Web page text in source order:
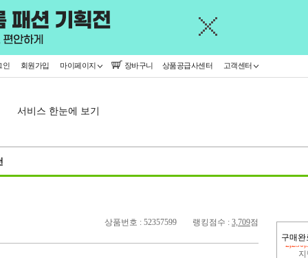
인 회원가입 마이페이지 장바구니 상품공급사센터 고객센터
서비스 한눈에 보기
구매완
상품번호 : 52357599 랭킹점수 : 3,709점